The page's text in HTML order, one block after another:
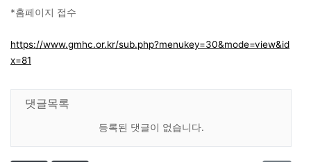
*홈페이지 접수
https://www.gmhc.or.kr/sub.php?menukey=30&mode=view&id
x=81
댓글목록
등록된 댓글이 없습니다.